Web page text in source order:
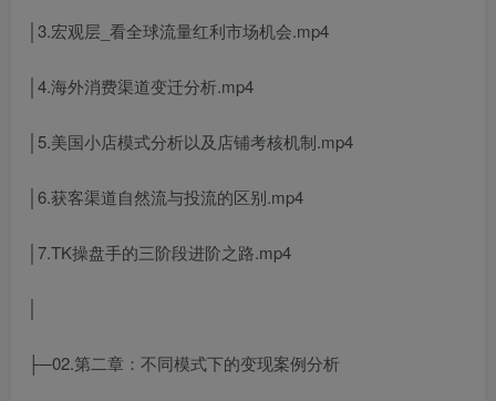
│3.宏观层_看全球流量红利市场机会.mp4
│4.海外消费渠道变迁分析.mp4
│5.美国小店模式分析以及店铺考核机制.mp4
│6.获客渠道自然流与投流的区别.mp4
│7.TK操盘手的三阶段进阶之路.mp4
├─02.第二章：不同模式下的变现案例分析